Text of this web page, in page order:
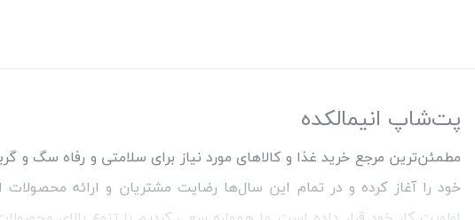
پت‌شاپ انیمالکده
خود را آغاز کرده و در تمام این سال‌ها رضایت مشتریان و ارائه